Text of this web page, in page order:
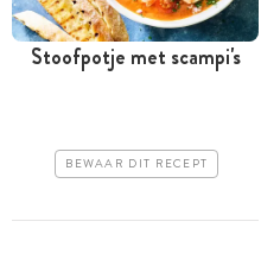
Stoofpotje met scampi's
BEWAAR DIT RECEPT